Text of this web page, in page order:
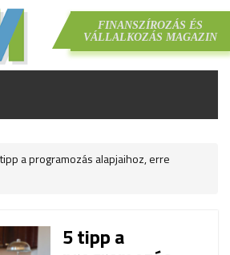
FINANSZÍROZÁS ÉS
VÁLLALKOZÁS MAGAZIN
a programozás alapjaihoz, erre
5 tipp a